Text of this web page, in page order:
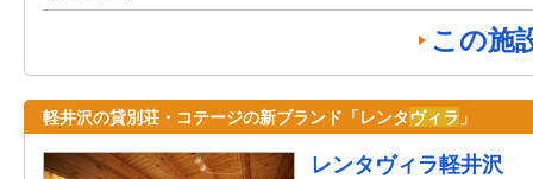
この施
軽井沢の貸別荘・コテージの新ブランド「レンタヴィラ 」
レンタヴィラ軽井沢